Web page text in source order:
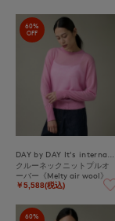
60%
OFF
クルーネックニットプルオ
ーバー《Melty air wool》
￥5,588(税込)
60%